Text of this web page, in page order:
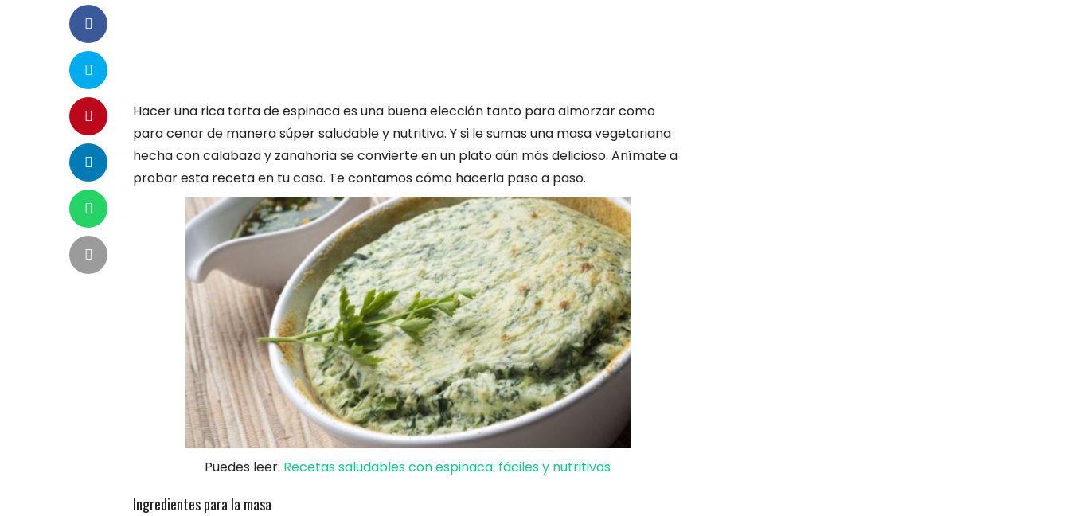
Hacer una rica tarta de espinaca es una buena elección tanto para almorzar como
para cenar de manera súper saludable y nutritiva. Y si le sumas una masa vegetariana
hecha con calabaza y zanahoria se convierte en un plato aún más delicioso. Anímate a
probar esta receta en tu casa. Te contamos cómo hacerla paso a paso.
Puedes leer: Recetas saludables con espinaca: fáciles y nutritivas
Ingredientes para la masa